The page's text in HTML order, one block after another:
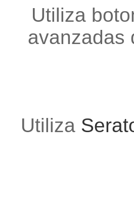
Utiliza
avanzadas
Utiliza